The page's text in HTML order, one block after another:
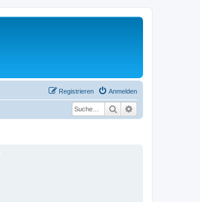
Anmelden
Registrieren
Suche